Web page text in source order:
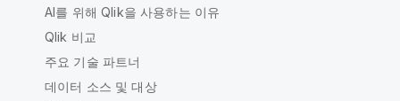
AI를 위해 Qlik을 사용하는 이유
Qlik 비교
주요 기술 파트너
데이터 소스 및 대상